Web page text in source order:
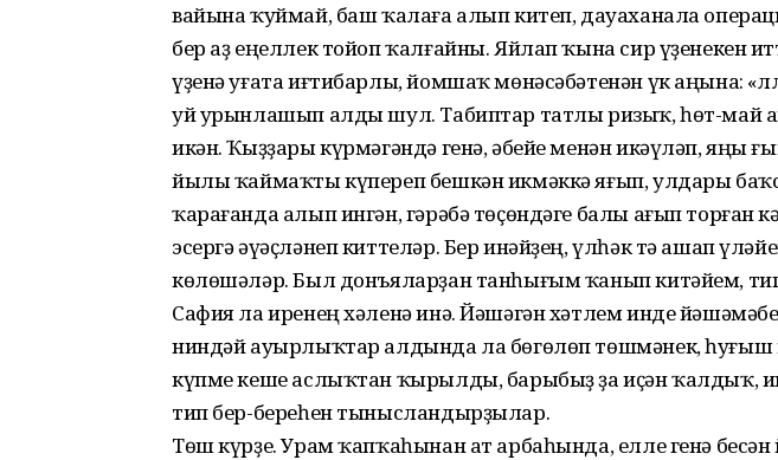
вайына ҡуймай, баш ҡалаға алып китеп, дауаханала
бер аҙ еңеллек тойоп ҡалғайны. Яйлап ҡына сир үҙенекен
үҙенә уғата иғтибарлы, йомшаҡ мөнәсәбәтенән үк аңына:
уй урынлашып алды шул. Табиптар татлы ризыҡ, һөт-май
икән. Ҡыҙҙары күрмәгәндә генә, әбейе менән икәүләп, яңы
йылы ҡаймаҡты күпереп бешкән икмәккә яғып, улдары
ҡарағанда алып ингән, гәрәбә төҫөндәге балы ағып торған
эсергә әүәҫләнеп киттеләр. Бер инәйҙең, үлһәк тә ашап
көлөшәләр. Был донъяларҙан танһығым ҡанып китәйем,
Сафия ла иренең хәленә инә. Йәшәгән хәтлем инде
ниндәй ауырлыҡтар алдында ла бөгөлөп төшмәнек,
күпме кеше аслыҡтан ҡырылды, барыбыҙ ҙа иҫән ҡалдыҡ,
тип бер-береһен тынысландырҙылар.
Төш күрҙе. Урам ҡапҡаһынан ат арбаһында, елле генә бесән